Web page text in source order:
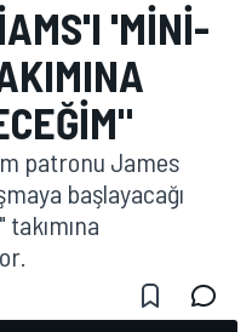
'MINI-
patronu James
başlayacağı